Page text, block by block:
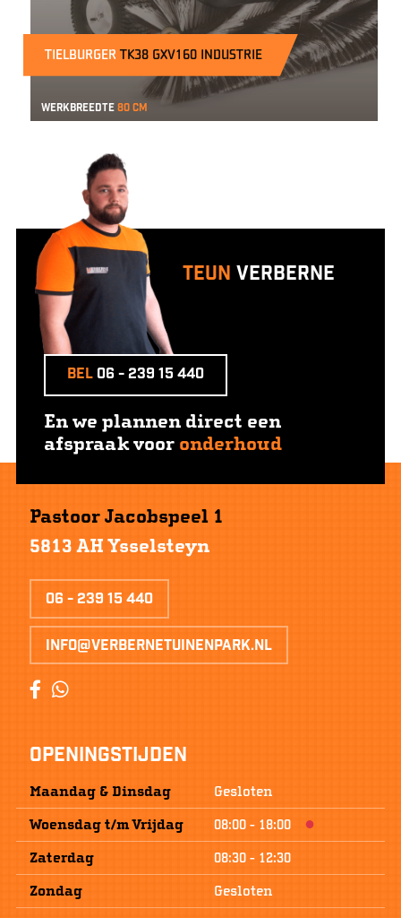
TIELBURGER TK38 GXV160 INDUSTRIE
Werkbreedte80 cm
Teun Verberne
Bel06 - 239 15 440
En we plannen direct een
afspraak voor onderhoud
Pastoor Jacobspeel 1
5813 AH Ysselsteyn
06 - 239 15 440
info@verbernetuinenpark.nl
Openingstijden
Maandag & Dinsdag Gesloten
Woensdagt/mVrijdag 08:00 - 18:00
Zaterdag 08:30 - 12:30
Zondag Gesloten